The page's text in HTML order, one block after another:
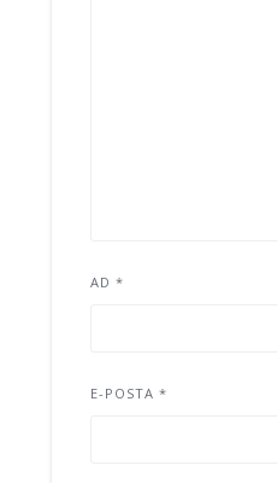
AD *
E-POSTA *